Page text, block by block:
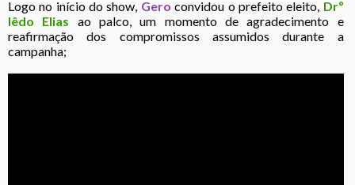
Logo no início do show, Gero convidou o prefeito eleito, Drº
Iêdo Elias ao palco, um momento de agradecimento e
reafirmação dos compromissos assumidos durante a
campanha;